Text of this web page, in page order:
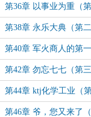
第36章 以事业为重（
荐）
第38章 永乐大典（第
藏）
第40章 军火商人的第
更，求收藏）
第42章 勿忘七七（第
藏）
第44章 ktj化学工业（
藏）
第46章 爷，您又来了